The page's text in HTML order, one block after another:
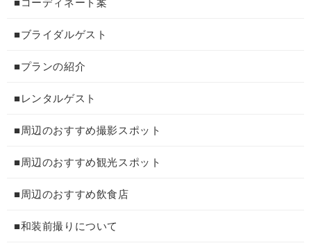
■コーディネート案
■ブライダルゲスト
■プランの紹介
■レンタルゲスト
■周辺のおすすめ撮影スポット
■周辺のおすすめ観光スポット
■周辺のおすすめ飲食店
■和装前撮りについて